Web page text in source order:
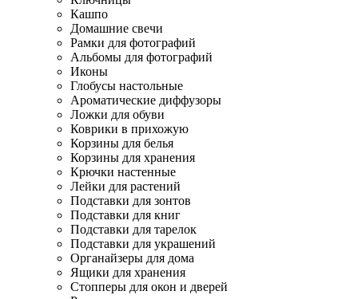
Кашпо
Домашние свечи
Рамки для фотографий
Альбомы для фотографий
Иконы
Глобусы настольные
Ароматические диффузоры
Ложки для обуви
Коврики в прихожую
Корзины для белья
Корзины для хранения
Крючки настенные
Лейки для растений
Подставки для зонтов
Подставки для книг
Подставки для тарелок
Подставки для украшений
Органайзеры для дома
Ящики для хранения
Стопперы для окон и дверей